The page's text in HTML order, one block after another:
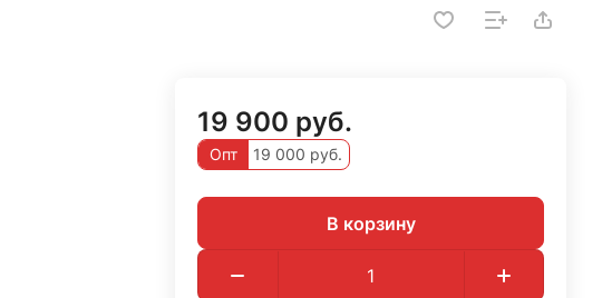
19 900 руб.
Опт 19 000 руб.
В корзину